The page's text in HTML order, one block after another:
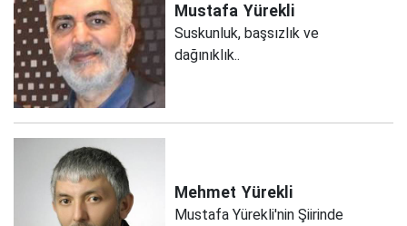
Mustafa Yürekli
Suskunluk, başsızlık ve
dağınıklık..
Mehmet Yürekli
Mustafa Yürekli'nin Şiirinde